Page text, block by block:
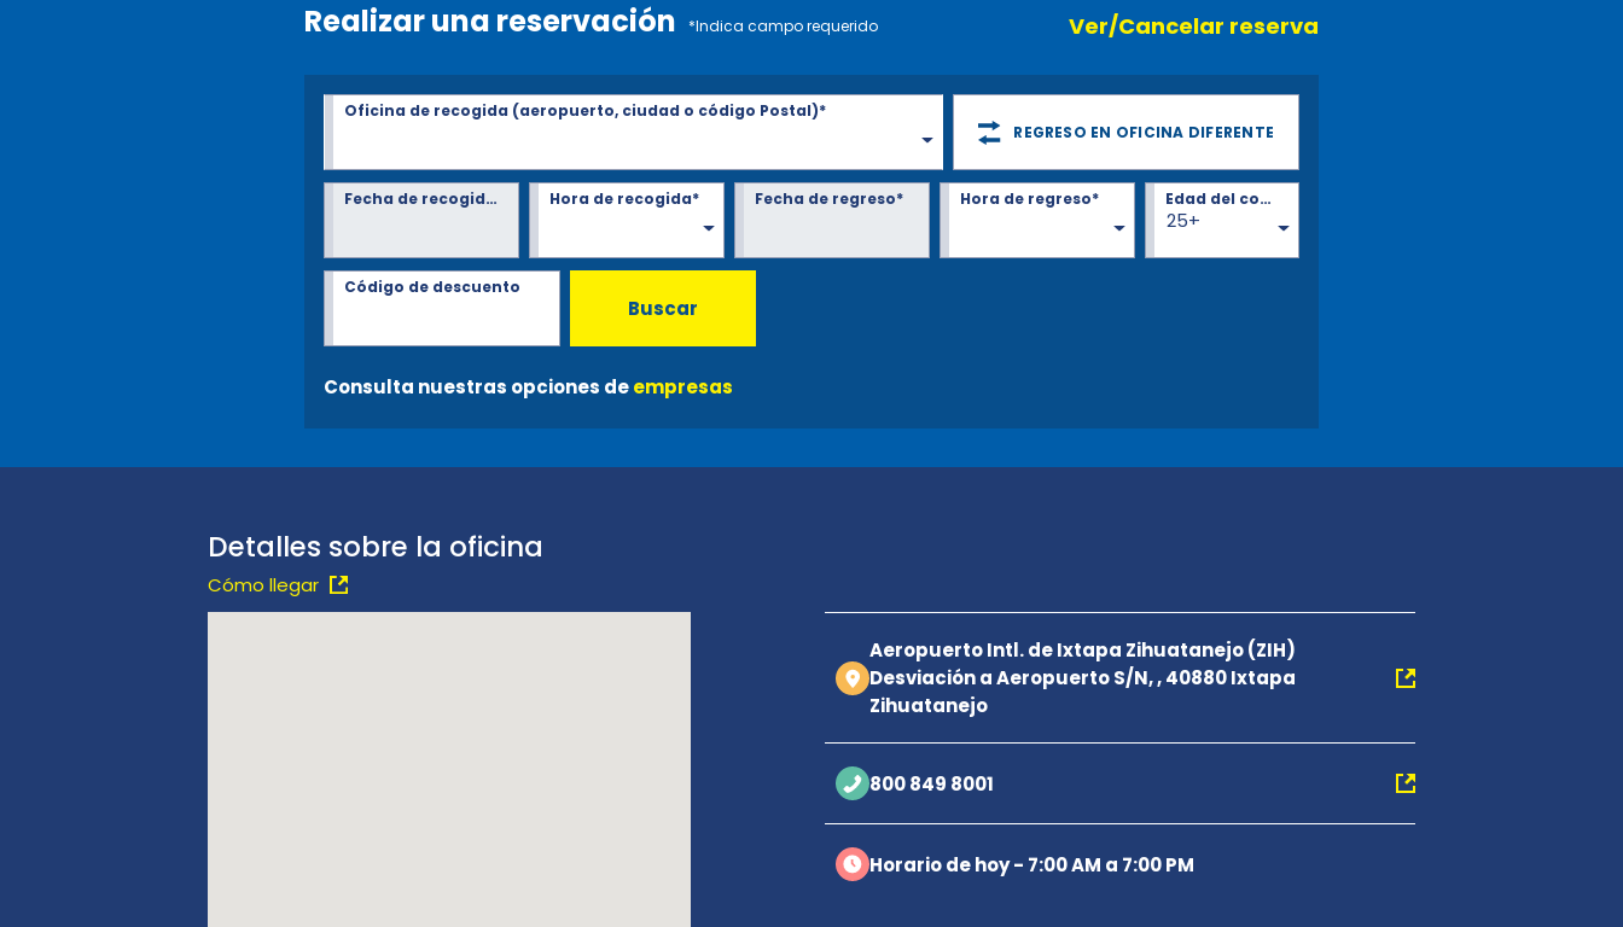
Realizar una reservación *Indica campo requerido Ver/Cancelar reserva
Oficina de recogida (aeropuerto, ciudad o código Postal)*
REGRESO EN OFICINA DIFERENTE
Fecha de recogida* Hora de recogida* Fecha de regreso* Hora de regreso*
25+
Edad del conductor*
Código de descuento
Buscar
Consulta nuestras opciones deempresas
Detalles sobre la oficina
Cómo llegar
Aeropuerto Intl. de Ixtapa Zihuatanejo (ZIH)
Desviación a Aeropuerto S/N, , 40880 Ixtapa
Zihuatanejo
800 849 8001
Horario de hoy - 7:00 AM a 7:00 PM